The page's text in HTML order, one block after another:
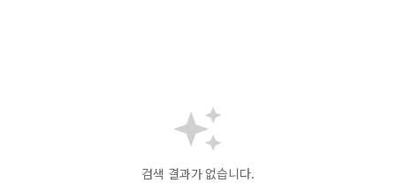
검색 결과가 없습니다.